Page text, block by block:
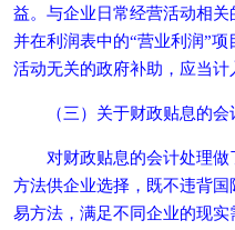
益。与企业日常经营活动相关
并在利润表中的“营业利润”
活动无关的政府补助，应当计
（三）关于财政贴息的会
对财政贴息的会计处理
方法供企业选择，既不违背
易方法，满足不同企业的现实